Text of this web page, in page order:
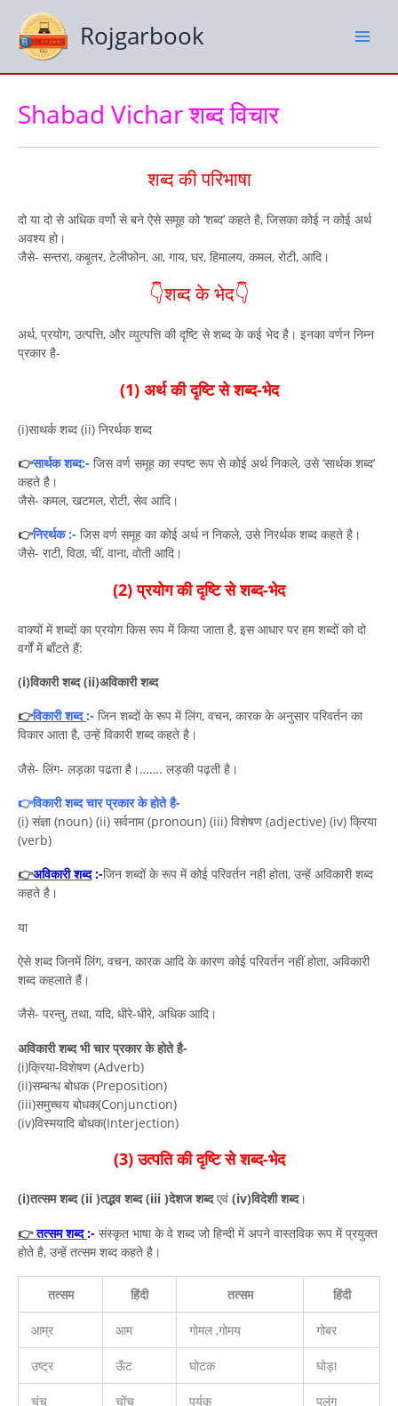
content
Rojgarbook
Shabad Vichar शब्द विचार
शब्द की परिभाषा
दो या दो से अधिक वर्णो से बने ऐसे समूह को ‘शब्द’ कहते है, जिसका कोई न कोई अर्थ
अवश्य हो।
जैसे- सन्तरा, कबूतर, टेलीफोन, आ, गाय, घर, हिमालय, कमल, रोटी, आदि।
👇शब्द के भेद👇
अर्थ, प्रयोग, उत्पत्ति, और व्युत्पत्ति की दृष्टि से शब्द के कई भेद है। इनका वर्णन निम्न
प्रकार है-
(1) अर्थ की दृष्टि से शब्द-भेद
(i)साथर्क शब्द (ii) निरर्थक शब्द
👉सार्थक शब्द:- जिस वर्ण समूह का स्पष्ट रूप से कोई अर्थ निकले, उसे ‘सार्थक शब्द’
कहते है।
जैसे- कमल, खटमल, रोटी, सेव आदि।
👉निरर्थक :- जिस वर्ण समूह का कोई अर्थ न निकले, उसे निरर्थक शब्द कहते है।
जैसे- राटी, विठा, चीं, वाना, वोती आदि।
(2) प्रयोग की दृष्टि से शब्द-भेद
वाक्यों में शब्दों का प्रयोग किस रूप में किया जाता है, इस आधार पर हम शब्दों को दो
वर्गों में बाँटते हैं:
(i)विकारी शब्द (ii)अविकारी शब्द
👉विकारी शब्द:- जिन शब्दों के रूप में लिंग, वचन, कारक के अनुसार परिवर्तन का
विकार आता है, उन्हें विकारी शब्द कहते है।
जैसे- लिंग- लड़का पढता है।……. लड़की पढ़ती है।
👉विकारी शब्द चार प्रकार के होते है-
(i) संज्ञा (noun) (ii) सर्वनाम (pronoun) (iii) विशेषण (adjective) (iv) क्रिया
(verb)
👉अविकारी शब्द:-जिन शब्दों के रूप में कोई परिवर्तन नही होता, उन्हें अविकारी शब्द
कहते है।
या
ऐसे शब्द जिनमें लिंग, वचन, कारक आदि के कारण कोई परिवर्तन नहीं होता, अविकारी
शब्द कहलाते हैं।
जैसे- परन्तु, तथा, यदि, धीरे-धीरे, अधिक आदि।
अविकारी शब्द भी चार प्रकार के होते है-
(i)क्रिया-विशेषण (Adverb)
(ii)सम्बन्ध बोधक (Preposition)
(iii)समुच्चय बोधक(Conjunction)
(iv)विस्मयादि बोधक(Interjection)
(3) उत्पति की दृष्टि से शब्द-भेद
(i)तत्सम शब्द(ii )तद्भव शब्द(iii )देशज शब्दएवं (iv)विदेशी शब्द।
👉तत्सम शब्द:- संस्कृत भाषा के वे शब्द जो हिन्दी में अपने वास्तविक रूप में प्रयुक्त
होते है, उन्हें तत्सम शब्द कहते है।
तत्सम हिंदी तत्सम हिंदी
आम्र आम गोमल ,गोमय गोबर
उष्ट्र ऊॅंट घोटक घोड़ा
चंचु चोंच पर्यक पलंग